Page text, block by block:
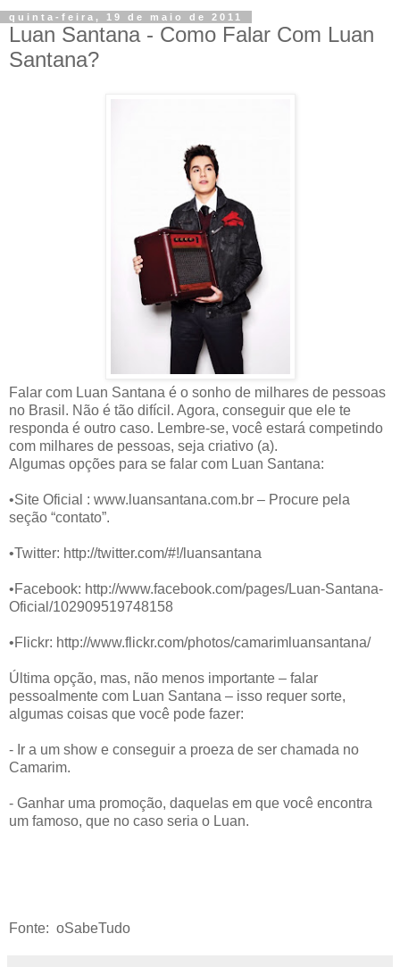
quinta-feira, 19 de maio de 2011
Luan Santana - Como Falar Com Luan
Santana?
Falar com Luan Santana é o sonho de milhares de pessoas
no Brasil. Não é tão difícil. Agora, conseguir que ele te
responda é outro caso. Lembre-se, você estará competindo
com milhares de pessoas, seja criativo (a).
Algumas opções para se falar com Luan Santana:
•Site Oficial : www.luansantana.com.br – Procure pela
seção “contato”.
•Twitter: http://twitter.com/#!/luansantana
•Facebook: http://www.facebook.com/pages/Luan-Santana-
Oficial/102909519748158
•Flickr: http://www.flickr.com/photos/camarimluansantana/
Última opção, mas, não menos importante – falar
pessoalmente com Luan Santana – isso requer sorte,
algumas coisas que você pode fazer:
- Ir a um show e conseguir a proeza de ser chamada no
Camarim.
- Ganhar uma promoção, daquelas em que você encontra
um famoso, que no caso seria o Luan.
Fonte: oSabeTudo